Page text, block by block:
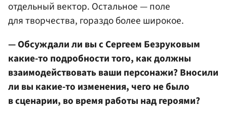
отдельный вектор. Остальное — поле
для творчества, гораздо более широкое.
— Обсуждали ли вы с Сергеем Безруковым
какие-то подробности того, как должны
взаимодействовать ваши персонажи? Вносили
ли вы какие-то изменения, чего не было
в сценарии, во время работы над героями?